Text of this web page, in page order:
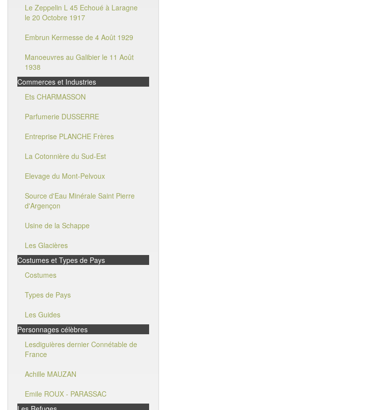
Le Zeppelin L 45 Echoué à Laragne
le 20 Octobre 1917
Embrun Kermesse de 4 Août 1929
Manoeuvres au Galibier le 11 Août
1938
Commerces et Industries
Ets CHARMASSON
Parfumerie DUSSERRE
Entreprise PLANCHE Frères
La Cotonnière du Sud-Est
Elevage du Mont-Pelvoux
Source d'Eau Minérale Saint Pierre
d'Argençon
Usine de la Schappe
Les Glacières
Costumes et Types de Pays
Costumes
Types de Pays
Les Guides
Personnages célèbres
Lesdiguières dernier Connétable de
France
Achille MAUZAN
Emile ROUX - PARASSAC